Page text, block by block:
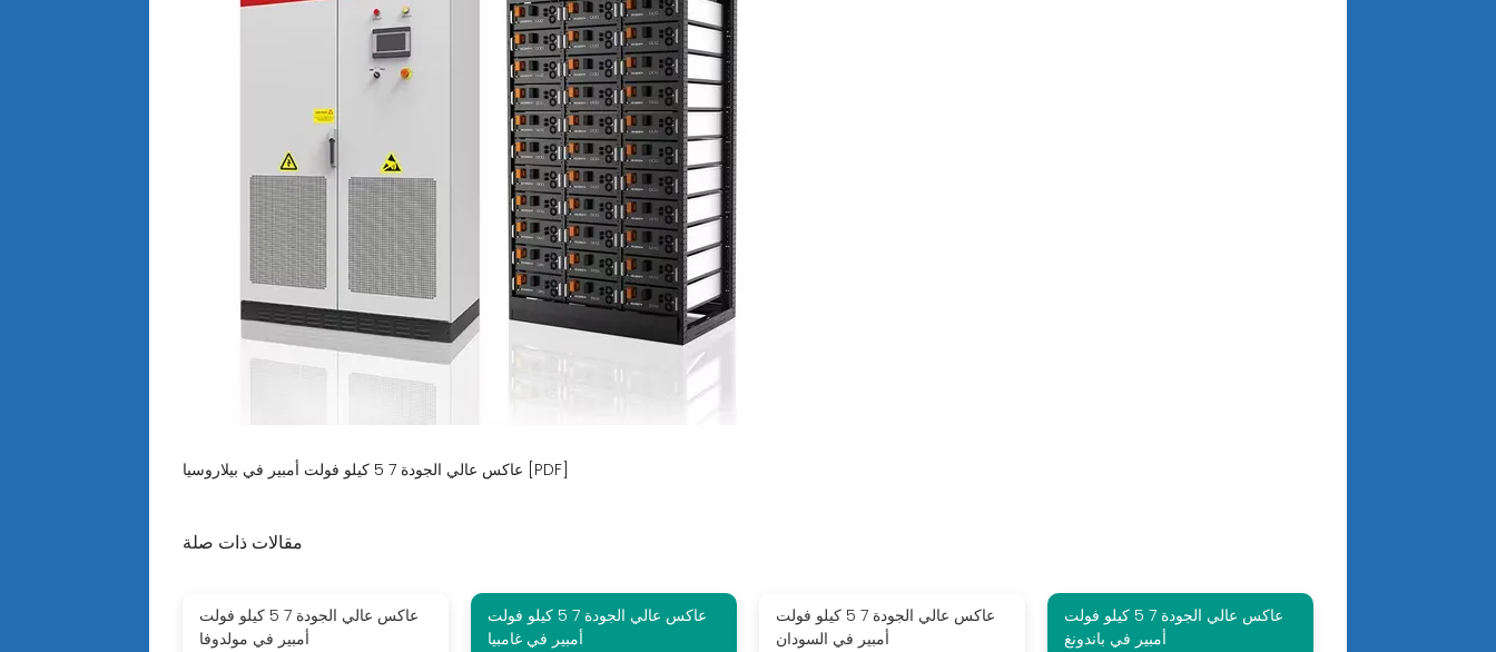
عاكس عالي الجودة 7 5 كيلو فولت أمبير في بيلاروسيا [PDF]
مقالات ذات صلة
عاكس عالي الجودة 7 5 كيلو فولت
أمبير في مولدوفا
عاكس عالي الجودة 7 5 كيلو فولت
أمبير في غامبيا
عاكس عالي الجودة 7 5 كيلو فولت
أمبير في السودان
عاكس عالي الجودة 7 5 كيلو فولت
أمبير في باندونغ